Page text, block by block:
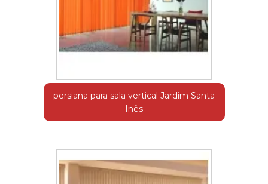
persiana para sala vertical Jardim Santa
Inês